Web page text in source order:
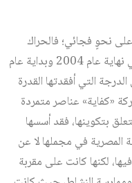
تبدأ من فراغ، ولم تندلع على نحوٍ فجائي؛ فالحراك
السياسي، الذي أدى بالتراكم إلى بلوغ الأوضاع درجة الانفجار، بدأ قبل اندلاع الثورة بمدة طويلة، وتحديداً في نهاية عام 2004 وبداية عام
التي أفقدتها القدرة
«كفاية» عناصر متمردة
بتكوينها، فقد أسسها
المصرية في مجملها لا عن
لكنها كانت على مقربة